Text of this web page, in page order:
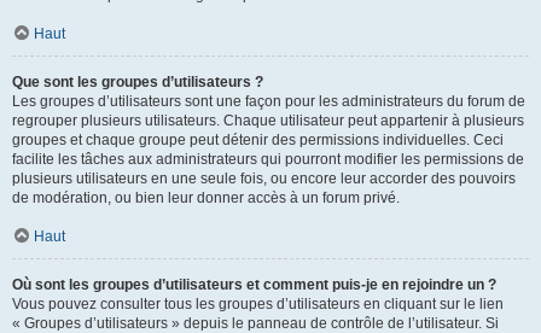
Haut
Que sont les groupes d’utilisateurs ?
Les groupes d’utilisateurs sont une façon pour les administrateurs du forum de
regrouper plusieurs utilisateurs. Chaque utilisateur peut appartenir à plusieurs
groupes et chaque groupe peut détenir des permissions individuelles. Ceci
facilite les tâches aux administrateurs qui pourront modifier les permissions de
plusieurs utilisateurs en une seule fois, ou encore leur accorder des pouvoirs
de modération, ou bien leur donner accès à un forum privé.
Haut
Où sont les groupes d’utilisateurs et comment puis-je en rejoindre un ?
Vous pouvez consulter tous les groupes d’utilisateurs en cliquant sur le lien
« Groupes d’utilisateurs » depuis le panneau de contrôle de l’utilisateur. Si